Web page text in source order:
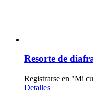
Resorte de
Registrarse en "Mi
Detalles